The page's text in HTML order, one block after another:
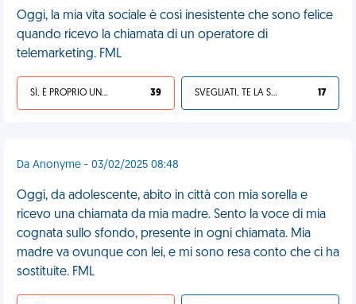
Oggi, la mia vita sociale è così inesistente che sono felice
quando ricevo la chiamata di un operatore di
telemarketing. FML
SÌ, È PROPRIO UNA VDM! 39 SVEGLIATI, TE LA SEI CERCATA! 17
Da Anonyme - 03/02/2025 08:48
Oggi, da adolescente, abito in città con mia sorella e
ricevo una chiamata da mia madre. Sento la voce di mia
cognata sullo sfondo, presente in ogni chiamata. Mia
madre va ovunque con lei, e mi sono resa conto che ci ha
sostituite. FML